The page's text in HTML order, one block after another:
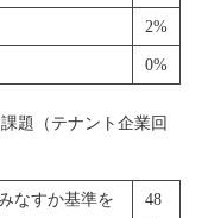
2%
0%
題（テナント企業回
なすか基準を
48